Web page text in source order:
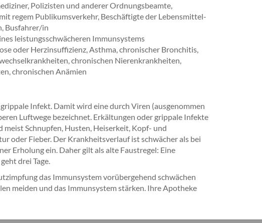
Polizisten und anderer Ordnungsbeamte,
regem Publikumsverkehr, Beschäftigte der Lebensmittel-
Busfahrer/in
leistungsschwächeren Immunsystems
oder Herzinsuffizienz, Asthma, chronischer Bronchitis,
chronischen Nierenkrankheiten,
chronischen Anämien
Infekt. Damit wird eine durch Viren (ausgenommen
Luftwege bezeichnet. Erkältungen oder grippale Infekte
meist Schnupfen, Husten, Heiserkeit, Kopf- und
oder Fieber. Der Krankheitsverlauf ist schwächer als bei
Erholung ein. Daher gilt als alte Faustregel: Eine
drei Tage.
das Immunsystem vorübergehend schwächen
meiden und das Immunsystem stärken. Ihre Apotheke